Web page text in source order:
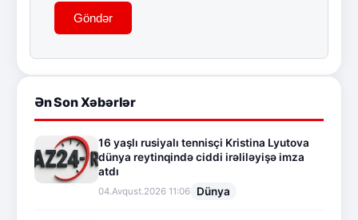
Göndər
Ən Son Xəbərlər
16 yaşlı rusiyalı tennisçi Kristina Lyutova
dünya reytinqində ciddi irəliləyişə imza
atdı
04.Avqust.2026 11:06 Dünya